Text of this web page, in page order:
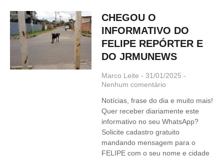
CHEGOU O
INFORMATIVO DO
FELIPE REPÓRTER E
DO JRMUNEWS
Marco Leite 31/01/2025
Nenhum comentário
Notícias, frase do dia e muito mais!
Quer receber diariamente este
informativo no seu WhatsApp?
Solicite cadastro gratuito
mandando mensagem para o
FELIPE com o seu nome e cidade